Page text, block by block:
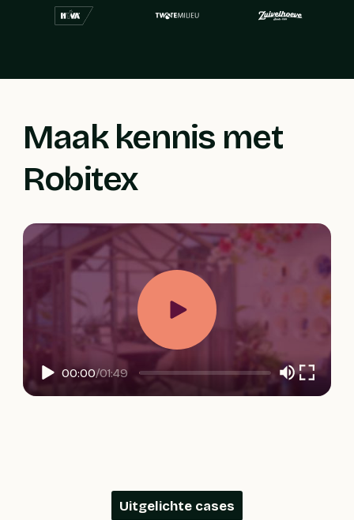
Maak kennis met
Robitex
00:00/01:49
Uitgelichte cases